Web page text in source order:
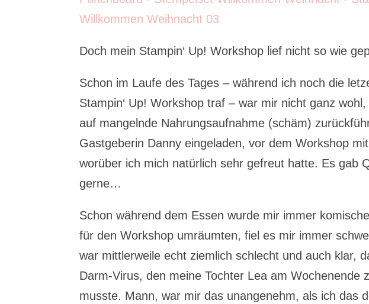
Doch mein Stampin‘ Up! Workshop lief nicht so wie
Schon im Laufe des Tages – während ich noch die
Stampin‘ Up! Workshop traf – war mir nicht ganz
auf mangelnde Nahrungsaufnahme (schäm)
Gastgeberin Danny eingeladen, vor dem Workshop
worüber ich mich natürlich sehr gefreut hatte. Es gab
gerne…
Schon während dem Essen wurde mir immer
für den Workshop umräumten, fiel es mir immer
war mittlerweile echt ziemlich schlecht und auch klar,
Darm-Virus, den meine Tochter Lea am Wochenende
musste. Mann, war mir das unangenehm, als ich das